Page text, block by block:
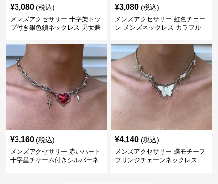
¥3,080 (税込)
メンズアクセサリー 十字架トッ
プ付き銀色鎖ネックレス 男女兼
¥3,080 (税込)
メンズアクセサリー 虹色チェー
ン メンズネックレス カラフル
¥3,160 (税込)
メンズアクセサリー 赤いハート
十字星チャーム付きシルバーネ
¥4,140 (税込)
メンズアクセサリー 蝶モチーフ
フリンジチェーンネックレス